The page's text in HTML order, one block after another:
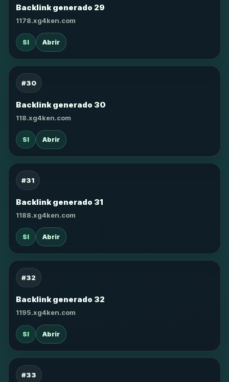
Backlink generado 29
1178.xg4ken.com
SI Abrir
#30
Backlink generado 30
118.xg4ken.com
SI Abrir
#31
Backlink generado 31
1188.xg4ken.com
SI Abrir
#32
Backlink generado 32
1195.xg4ken.com
SI Abrir
#33